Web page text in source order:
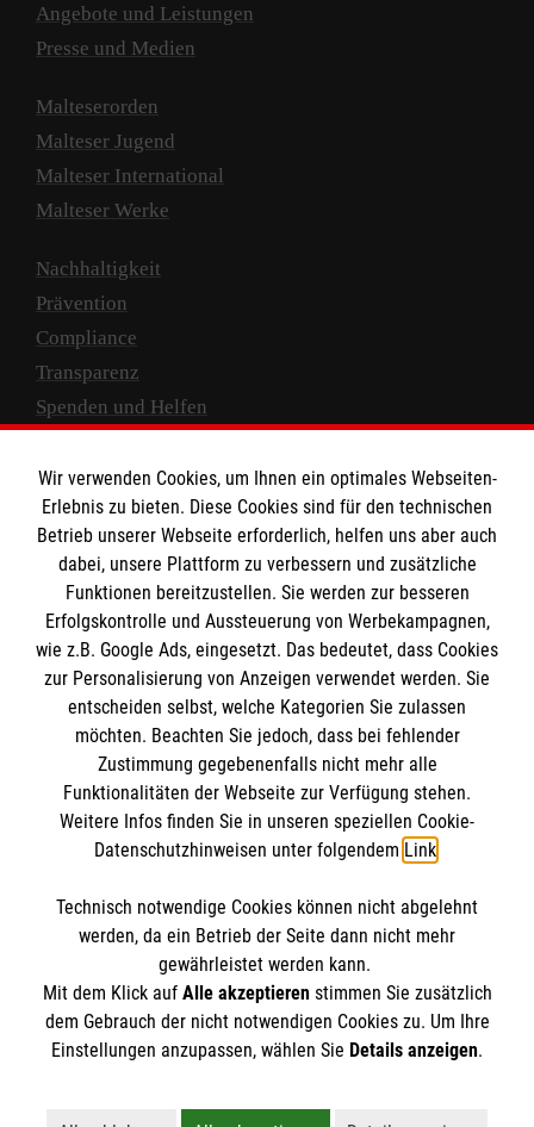
Angebote und Leistungen
Presse und Medien
Malteserorden
Malteser Jugend
Malteser International
Malteser Werke
Nachhaltigkeit
Prävention
Compliance
Transparenz
Spenden und Helfen
Empfänger: Malteser Hilfsdienst e.V.
IBAN: DE10 3706 0120 1201 2000 12
BIC: GENODED 1PA7
Newsletter abonnieren
Cookies verwalten|AGB|Impressum|Datenschutz
Barrierefreiheit |Kontakt| Sharepoint|Mediathek
Wir verwenden Cookies, um Ihnen ein optimales Webseiten-
Erlebnis zu bieten. Diese Cookies sind für den technischen
Betrieb unserer Webseite erforderlich, helfen uns aber auch
dabei, unsere Plattform zu verbessern und zusätzliche
Funktionen bereitzustellen. Sie werden zur besseren
Erfolgskontrolle und Aussteuerung von Werbekampagnen,
wie z.B. Google Ads, eingesetzt. Das bedeutet, dass Cookies
zur Personalisierung von Anzeigen verwendet werden. Sie
entscheiden selbst, welche Kategorien Sie zulassen
möchten. Beachten Sie jedoch, dass bei fehlender
Zustimmung gegebenenfalls nicht mehr alle
Funktionalitäten der Webseite zur Verfügung stehen.
Weitere Infos finden Sie in unseren speziellen Cookie-
Datenschutzhinweisen unter folgendem Link.
Technisch notwendige Cookies können nicht abgelehnt
werden, da ein Betrieb der Seite dann nicht mehr
gewährleistet werden kann.
Mit dem Klick auf Alle akzeptierenstimmen Sie zusätzlich
dem Gebrauch der nicht notwendigen Cookies zu. Um Ihre
Einstellungen anzupassen, wählen Sie Details anzeigen.